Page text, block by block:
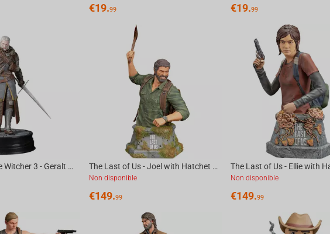
€19.99 €19.99
Dark Horse The Witcher 3 - Geralt Grandmaster Figure The Last of Us - Joel with Hatchet Bust
Non disponible
€149.99
Non disponible
€149.99